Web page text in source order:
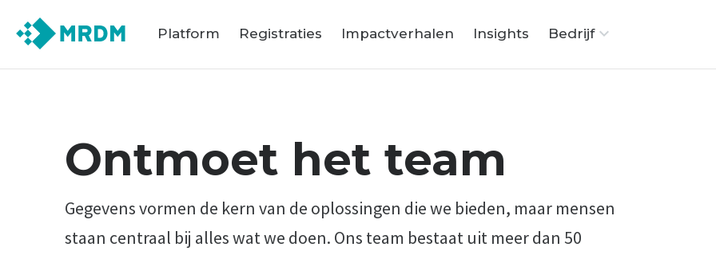
Platform Registraties Impactverhalen Insights Bedrijf
Ontmoet het team
Gegevens vormen de kern van de oplossingen die we bieden, maar mensen
staan centraal bij alles wat we doen. Ons team bestaat uit meer dan 50